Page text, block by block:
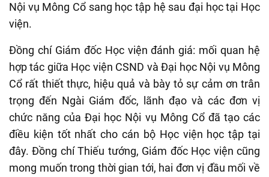
Nội vụ Mông Cổ sang học tập hệ sau đại học tại Học
viện.
Đồng chí Giám đốc Học viện đánh giá: mối quan hệ
hợp tác giữa Học viện CSND và Đại học Nội vụ Mông
Cổ rất thiết thực, hiệu quả và bày tỏ sự cảm ơn trân
trọng đến Ngài Giám đốc, lãnh đạo và các đơn vị
chức năng của Đại học Nội vụ Mông Cổ đã tạo các
điều kiện tốt nhất cho cán bộ Học viện học tập tại
đây. Đồng chí Thiếu tướng, Giám đốc Học viện cũng
mong muốn trong thời gian tới, hai đơn vị đầu mối về